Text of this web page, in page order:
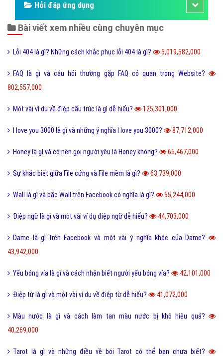
Hỏi đáp ứng dụng
Bài viết xem nhiều cùng chuyên mục
Lỗi 404 là gì? Những cách khắc phục lỗi 404 là gì? 5,019,582,000
FAQ là gì và câu hỏi thường gặp FAQ có quan trọng Website?
802,557,000
Một vài ví dụ về điệp cấu trúc là gì dễ hiểu? 125,301,000
I love you 3000 là gì và những ý nghĩa I love you 3000? 87,712,000
Honey là gì và có nên gọi người yêu là Honey không? 65,467,000
Sự khác biệt giữa File cứng và File mềm là gì? 63,739,000
Wall là gì và bão Wall trên Facebook có nghĩa là gì? 55,244,000
Điệp ngữ là gì và một vài ví dụ điệp ngữ dễ hiểu? 44,703,000
Dame là gì trên Facebook và một vài ý nghĩa khác của Dame?
43,942,000
Yếu bóng vía là gì và cách nhận biết người yếu bóng vía? 42,101,000
Điệp từ là gì và một vài ví dụ về điệp từ dễ hiểu? 41,072,000
Màu nước là gì và cách làm tan màu nước bị khô hiệu quả?
40,269,000
Tarot là gì và những điều về bói Tarot có thể bạn chưa biết?